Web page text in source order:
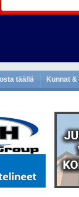
täällä Kunnat